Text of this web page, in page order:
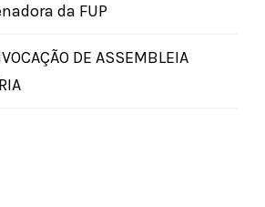
da FUP
DE ASSEMBLEIA